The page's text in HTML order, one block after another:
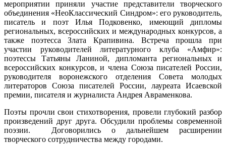
мероприятии приняли участие представители творческого
объединения «НеоКлассический Синдром»: его руководитель,
писатель и поэт Илья Подковенко, имеющий дипломы
региональных, всероссийских и международных конкурсов, а
также поэтесса Злата Крапивина. Встреча прошла при
участии руководителей литературного клуба «Амфир»:
поэтессы Татьяны Ланиной, дипломанта региональных и
всероссийских конкурсов, и члена Союза писателей России,
руководителя воронежского отделения Совета молодых
литераторов Союза писателей России, лауреата Исаевской
премии, писателя и журналиста Андрея Авраменкова.
Поэты прочли свои стихотворения, провели глубокий разбор
произведений друг друга. Обсудили проблемы современной
поэзии. Договорились о дальнейшем расширении
творческого сотрудничества между городами.